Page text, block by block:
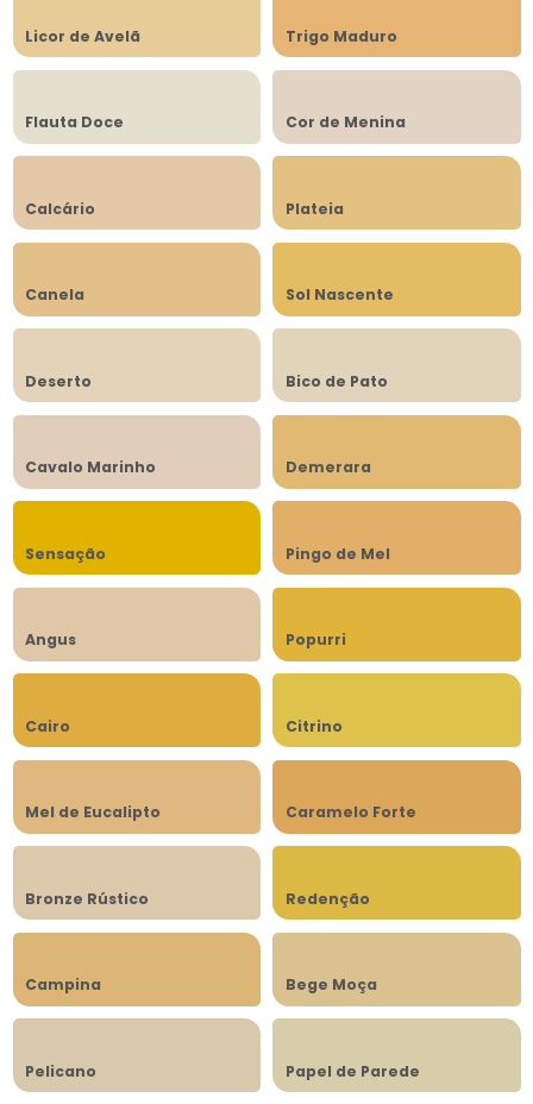
Licor de Avelã Trigo Maduro
Flauta Doce Cor de Menina
Calcário Plateia
Canela Sol Nascente
Deserto Bico de Pato
Cavalo Marinho Demerara
Sensação Pingo de Mel
Angus Popurri
Cairo Citrino
Mel de Eucalipto Caramelo Forte
Bronze Rústico Redenção
Campina Bege Moça
Pelicano Papel de Parede